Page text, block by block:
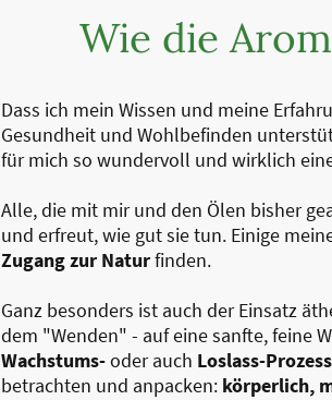
Wie die
Dass ich mein Wissen und meine
Gesundheit und Wohlbefinden
für mich so wundervoll und wirklich
Alle, die mit mir und den Ölen bisher
und erfreut, wie gut sie tun. Einige
Zugang zur Naturfinden.
Ganz besonders ist auch der Einsatz
dem "Wenden" - auf eine sanfte, feine
Wachstums-oder auch Loslass-
betrachten und anpacken: körperlich,